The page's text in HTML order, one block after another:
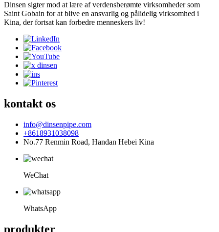
Dinsen sigter mod at lære af verdensberømte virksomheder som
Saint Gobain for at blive en ansvarlig og pålidelig virksomhed i
Kina, der fortsat kan forbedre menneskers liv!
kontakt os
info@dinsenpipe.com
+8618931038098
No.77 Renmin Road, Handan Hebei Kina
WeChat
WhatsApp
produkter